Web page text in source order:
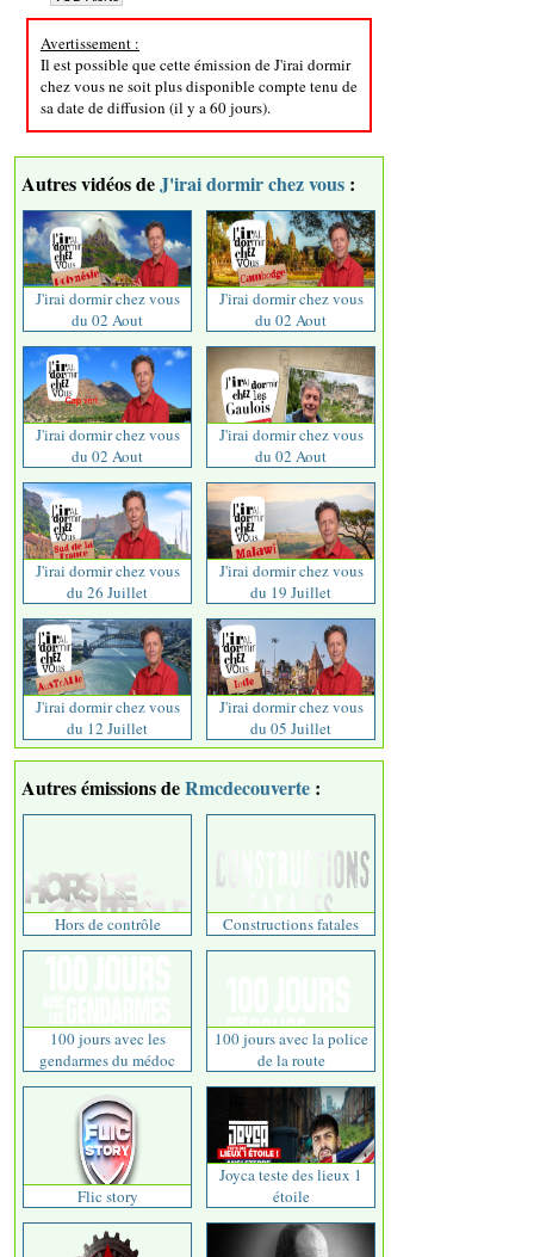
Avertissement :
Il est possible que cette émission de J'irai dormir
chez vous ne soit plus disponible compte tenu de
sa date de diffusion (il y a 60 jours).
Autres vidéos deJ'irai dormir chez vous :
J'irai dormir chez vous
du 02 Aout
J'irai dormir chez vous
du 02 Aout
J'irai dormir chez vous
du 02 Aout
J'irai dormir chez vous
du 02 Aout
J'irai dormir chez vous
du 26 Juillet
J'irai dormir chez vous
du 19 Juillet
J'irai dormir chez vous
du 12 Juillet
J'irai dormir chez vous
du 05 Juillet
Autres émissions deRmcdecouverte :
Hors de contrôle Constructions fatales
100 jours avec les
gendarmes du médoc
100 jours avec la police
de la route
Flic story
Joyca teste des lieux 1
étoile